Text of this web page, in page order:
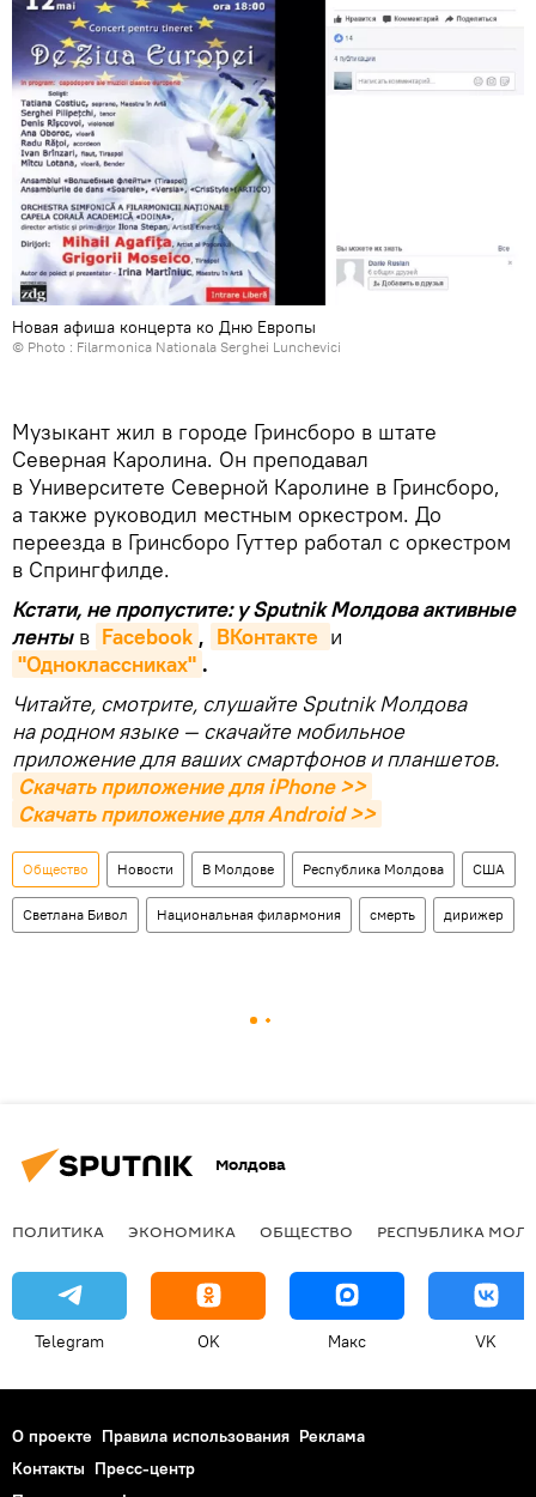
Новая афиша концерта ко Дню Европы
© Photo : Filarmonica Nationala Serghei Lunchevici
Музыкант жил в городе Гринсборо в штате
Северная Каролина. Он преподавал
в Университете Северной Каролине в Гринсборо,
а также руководил местным оркестром. До
переезда в Гринсборо Гуттер работал с оркестром
в Спрингфилде.
Кстати, не пропустите: у Sputnik Молдова активные
ленты в Facebook , ВКонтакте и
"Одноклассниках" .
Читайте, смотрите, слушайте Sputnik Молдова
на родном языке — скачайте мобильное
приложение для ваших смартфонов и планшетов.
Скачать приложение для iPhone >>
Скачать приложение для Android >>
Общество Новости В Молдове Республика Молдова США
Светлана Бивол Национальная филармония смерть дирижер
Молдова
ПОЛИТИКА ЭКОНОМИКА ОБЩЕСТВО РЕСПУБЛИКА
Telegram OK Макс VK
О проекте Правила использования Реклама
Контакты Пресс-центр